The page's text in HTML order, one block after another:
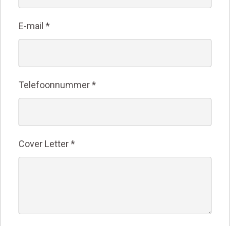
E-mail *
Telefoonnummer*
Cover Letter*